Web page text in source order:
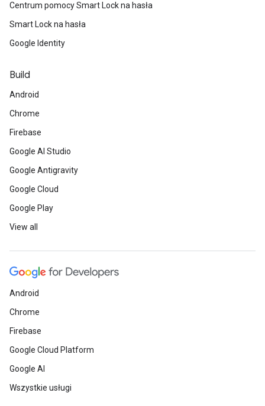
Centrum pomocy Smart Lock na hasła
Smart Lock na hasła
Google Identity
Build
Android
Chrome
Firebase
Google AI Studio
Google Antigravity
Google Cloud
Google Play
View all
Android
Chrome
Firebase
Google Cloud Platform
Google AI
Wszystkie usługi